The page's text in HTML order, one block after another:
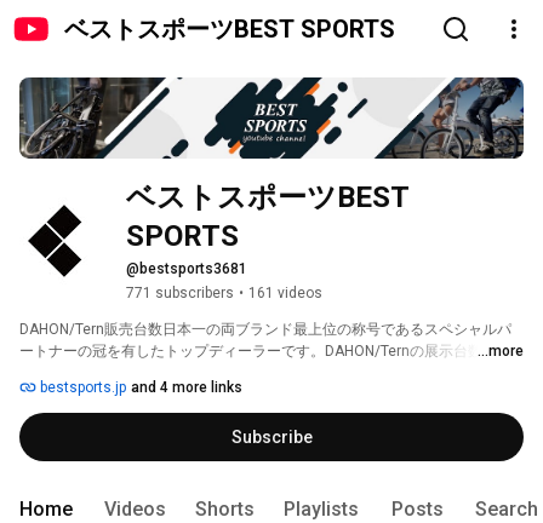
ベストスポーツBEST SPORTS
ベストスポーツBEST
SPORTS
@bestsports3681
771 subscribers • 161 videos
DAHON/Tern販売台数日本一の両ブランド最上位の称号であるスペシャルパ
ートナーの冠を有したトップディーラーです。DAHON/Ternの展示台数は国
...more
bestsports.jp and 4 more links
Subscribe
Home Videos Shorts Playlists Posts Search